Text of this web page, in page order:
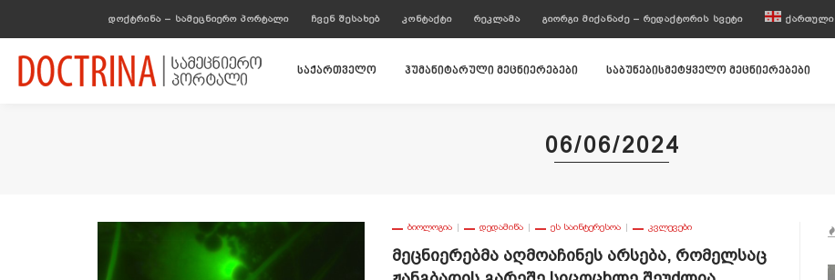
ᲓᲝᲥᲢᲠᲘᲜᲐ – ᲡᲐᲛᲔᲪᲜᲘᲔᲠᲝ ᲞᲝᲠᲢᲐᲚᲘ ᲩᲕᲔᲜ ᲨᲔᲡᲐᲮᲔᲑ ᲙᲝᲜᲢᲐᲥᲢᲘ ᲠᲔᲙᲚᲐᲛᲐ ᲒᲘᲝᲠᲒᲘ ᲛᲘᲥᲐᲜᲐᲫᲔ – ᲠᲔᲓᲐᲥᲢᲝᲠᲘᲡ ᲡᲕᲔᲢᲘ ᲥᲐᲠᲗᲣᲚᲘ
საქართველო ჰუმანიტარული მეცნიერებები საბუნებისმეტყველო მეცნიერებები
06/06/2024
ᲑᲘᲝᲚᲝᲒᲘᲐ ᲓᲔᲓᲐᲛᲘᲬᲐ ᲔᲡ ᲡᲐᲘᲜᲢᲔᲠᲔᲡᲝᲐ ᲙᲕᲚᲔᲕᲔᲑᲘ
Მეცნიერებმა Აღმოაჩინეს Არსება, Რომელსაც